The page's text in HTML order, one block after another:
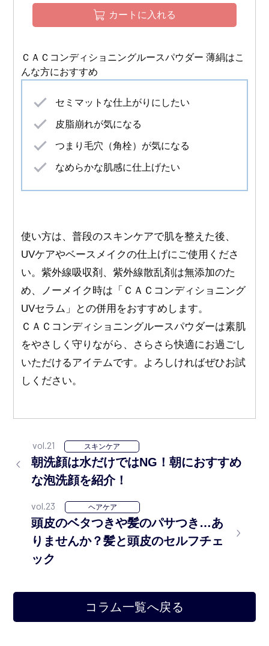
カートに入れる
ＣＡＣコンディショニングルースパウダー 薄絹はこ
んな方におすすめ
セミマットな仕上がりにしたい
皮脂崩れが気になる
つまり毛穴（角栓）が気になる
なめらかな肌感に仕上げたい
使い方は、普段のスキンケアで肌を整えた後、
UVケアやベースメイクの仕上げにご使用くださ
い。紫外線吸収剤、紫外線散乱剤は無添加のた
め、ノーメイク時は「ＣＡＣコンディショニング
UVセラム」との併用をおすすめします。
ＣＡＣコンディショニングルースパウダーは素肌
をやさしく守りながら、さらさら快適にお過ごし
いただけるアイテムです。よろしければぜひお試
しください。
vol.21 スキンケア
朝洗顔は水だけではNG！朝におすすめ
な泡洗顔を紹介！
vol.23 ヘアケア
頭皮のベタつきや髪のパサつき…あ
りませんか？髪と頭皮のセルフチェ
ック
コラム一覧へ戻る